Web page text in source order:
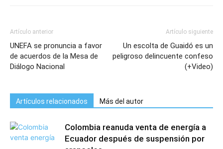
Artículo anterior
UNEFA se pronuncia a favor
de acuerdos de la Mesa de
Diálogo Nacional
Artículo siguiente
Un escolta de Guaidó es un
peligroso delincuente confeso
(+Video)
Artículos relacionados Más del autor
Colombia reanuda venta de energía a
Ecuador después de suspensión por